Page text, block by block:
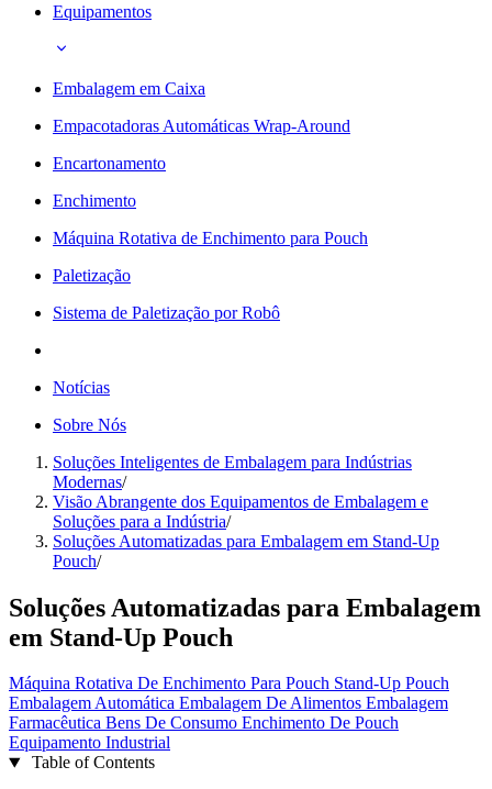
Equipamentos
Embalagem em Caixa
Empacotadoras Automáticas Wrap-Around
Encartonamento
Enchimento
Máquina Rotativa de Enchimento para Pouch
Paletização
Sistema de Paletização por Robô
Notícias
Sobre Nós
Soluções Inteligentes de Embalagem para Indústrias
Modernas/
Visão Abrangente dos Equipamentos de Embalagem e
Soluções para a Indústria/
Soluções Automatizadas para Embalagem em Stand-Up
Pouch/
Soluções Automatizadas para Embalagem
em Stand-Up Pouch
Máquina Rotativa De Enchimento Para Pouch Stand-Up Pouch
Embalagem Automática Embalagem De Alimentos Embalagem
Farmacêutica Bens De Consumo Enchimento De Pouch
Equipamento Industrial
Table of Contents